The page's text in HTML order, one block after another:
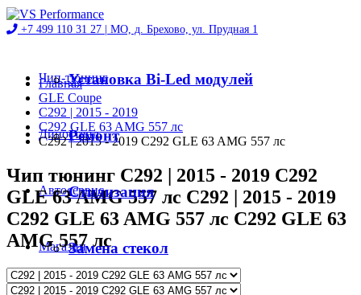
+7 499 110 31 27 | МО, д. Брехово, ул. Прудная 1
Чип-тюнинг
Диностенд
Автосервис
Магазин
Установка Bi-Led модулей
Ремонт
Стилизация
Замена стекол
Главная
GLE Coupe
C292 | 2015 - 2019
C292 GLE 63 AMG 557 лс
C292 | 2015 - 2019 C292 GLE 63 AMG 557 лс
Чип тюнинг C292 | 2015 - 2019 C292
GLE 63 AMG 557 лс C292 | 2015 - 2019
C292 GLE 63 AMG 557 лс C292 GLE 63
AMG 557 лс